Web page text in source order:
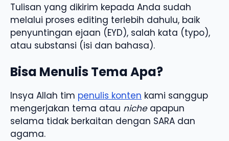
Tulisan yang dikirim kepada Anda sudah
melalui proses editing terlebih dahulu, baik
penyuntingan ejaan (EYD), salah kata (typo),
atau substansi (isi dan bahasa).
Bisa Menulis Tema Apa?
Insya Allah tim penulis konten kami sanggup
mengerjakan tema atau nicheapapun
selama tidak berkaitan dengan SARA dan
agama.